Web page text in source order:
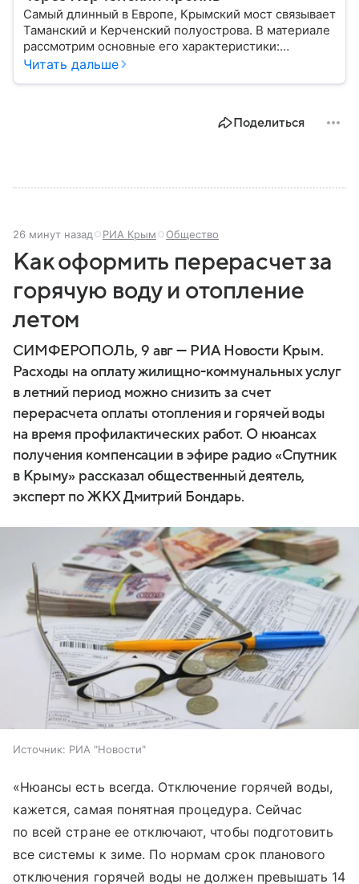
Самый длинный в Европе, Крымский мост связывает
Таманский и Керченский полуострова. В материале
рассмотрим основные его характеристики:
географию, статус объекта, историю строительства
Читать дальше
Поделиться
26 минут назад РИА Крым Общество
Как оформить перерасчет за
горячую воду и отопление
летом
СИМФЕРОПОЛЬ, 9 авг — РИА Новости Крым.
Расходы на оплату жилищно-коммунальных услуг
в летний период можно снизить за счет
перерасчета оплаты отопления и горячей воды
на время профилактических работ. О нюансах
получения компенсации в эфире радио «Спутник
в Крыму» рассказал общественный деятель,
эксперт по ЖКХ Дмитрий Бондарь.
Источник: РИА "Новости"
«Нюансы есть всегда. Отключение горячей воды,
кажется, самая понятная процедура. Сейчас
по всей стране ее отключают, чтобы подготовить
все системы к зиме. По нормам срок планового
отключения горячей воды не должен превышать 14